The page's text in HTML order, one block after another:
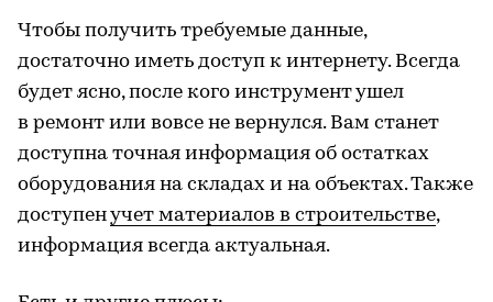
Чтобы получить требуемые данные,
достаточно иметь доступ к интернету. Всегда
будет ясно, после кого инструмент ушел
в ремонт или вовсе не вернулся. Вам станет
доступна точная информация об остатках
оборудования на складах и на объектах. Также
доступенучет материалов в строительстве,
информация всегда актуальная.